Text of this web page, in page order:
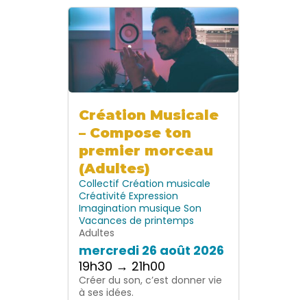
Création Musicale
– Compose ton
premier morceau
(Adultes)
Collectif Création musicale
Créativité Expression
Imagination musique Son
Vacances de printemps
Adultes
mercredi 26 août 2026
19h30 → 21h00
Créer du son, c’est donner vie
à ses idées.